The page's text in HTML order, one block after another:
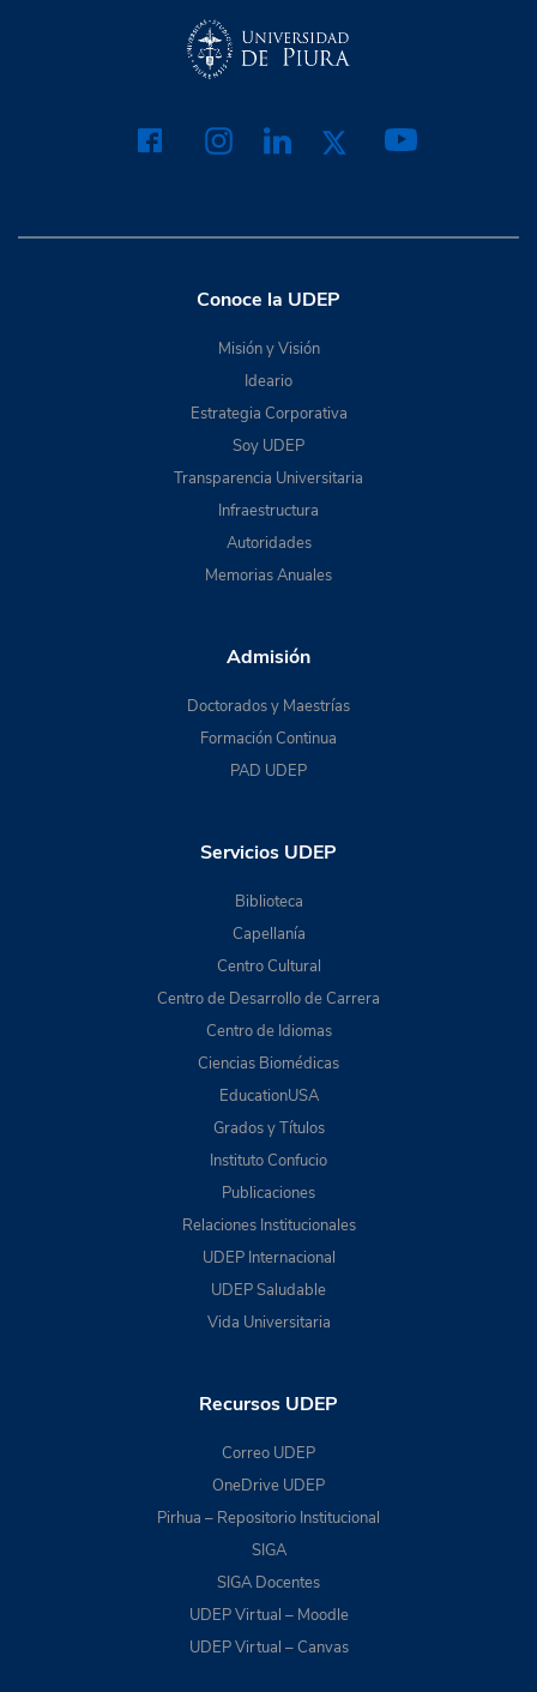
Conoce la UDEP
Misión y Visión
Ideario
Estrategia Corporativa
Soy UDEP
Transparencia Universitaria
Infraestructura
Autoridades
Memorias Anuales
Admisión
Doctorados y Maestrías
Formación Continua
PAD UDEP
Servicios UDEP
Biblioteca
Capellanía
Centro Cultural
Centro de Desarrollo de Carrera
Centro de Idiomas
Ciencias Biomédicas
EducationUSA
Grados y Títulos
Instituto Confucio
Publicaciones
Relaciones Institucionales
UDEP Internacional
UDEP Saludable
Vida Universitaria
Recursos UDEP
Correo UDEP
OneDrive UDEP
Pirhua – Repositorio Institucional
SIGA
SIGA Docentes
UDEP Virtual – Moodle
UDEP Virtual – Canvas